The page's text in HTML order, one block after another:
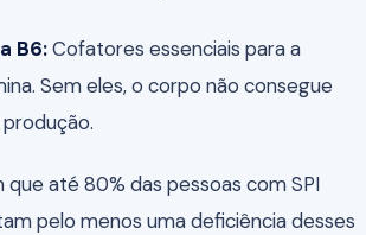
B6:Cofatores essenciais para a
Sem eles, o corpo não consegue
até 80% das pessoas com SPI
pelo menos uma deficiência desses